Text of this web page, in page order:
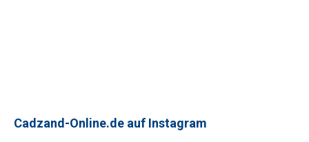
Cadzand-Online.de auf Instagram